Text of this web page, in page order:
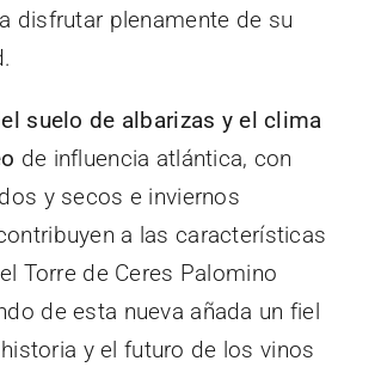
disfrutar plenamente de su
suelo de albarizas y el clima
de influencia atlántica, con
y secos e inviernos
a las características
Torre de Ceres Palomino
de esta nueva añada un fiel
y el futuro de los vinos